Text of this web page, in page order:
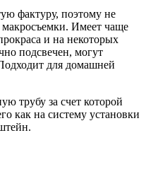
фактуру, поэтому не
Имеет чаще
и на некоторых
подсвечен, могут
для домашней
трубу за счет которой
как на систему установки